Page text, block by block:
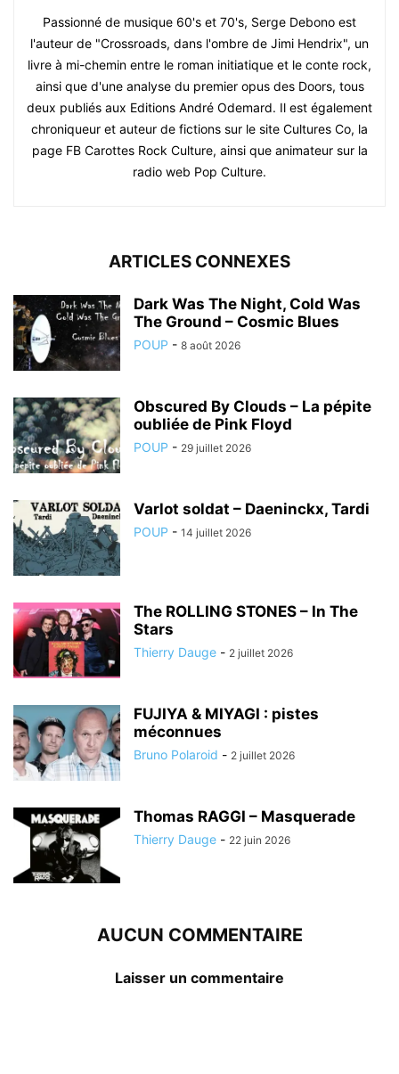
Passionné de musique 60's et 70's, Serge Debono est
l'auteur de "Crossroads, dans l'ombre de Jimi Hendrix", un
livre à mi-chemin entre le roman initiatique et le conte rock,
ainsi que d'une analyse du premier opus des Doors, tous
deux publiés aux Editions André Odemard. Il est également
chroniqueur et auteur de fictions sur le site Cultures Co, la
page FB Carottes Rock Culture, ainsi que animateur sur la
radio web Pop Culture.
ARTICLES CONNEXES
Dark Was The Night, Cold Was
The Ground – Cosmic Blues
POUP - 8 août 2026
Obscured By Clouds – La pépite
oubliée de Pink Floyd
POUP - 29 juillet 2026
Varlot soldat – Daeninckx, Tardi
POUP - 14 juillet 2026
The ROLLING STONES – In The
Stars
Thierry Dauge - 2 juillet 2026
FUJIYA & MIYAGI : pistes
méconnues
Bruno Polaroid - 2 juillet 2026
Thomas RAGGI – Masquerade
Thierry Dauge - 22 juin 2026
AUCUN COMMENTAIRE
Laisser un commentaire